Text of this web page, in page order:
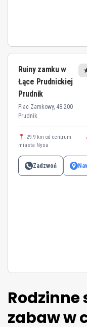
Ruiny zamku w
Łące Prudnickiej
Prudnik
Plac Zamkowy, 48-200
Prudnik
29.9 km od centrum
miasta Nysa
Zadzwoń
zabaw w